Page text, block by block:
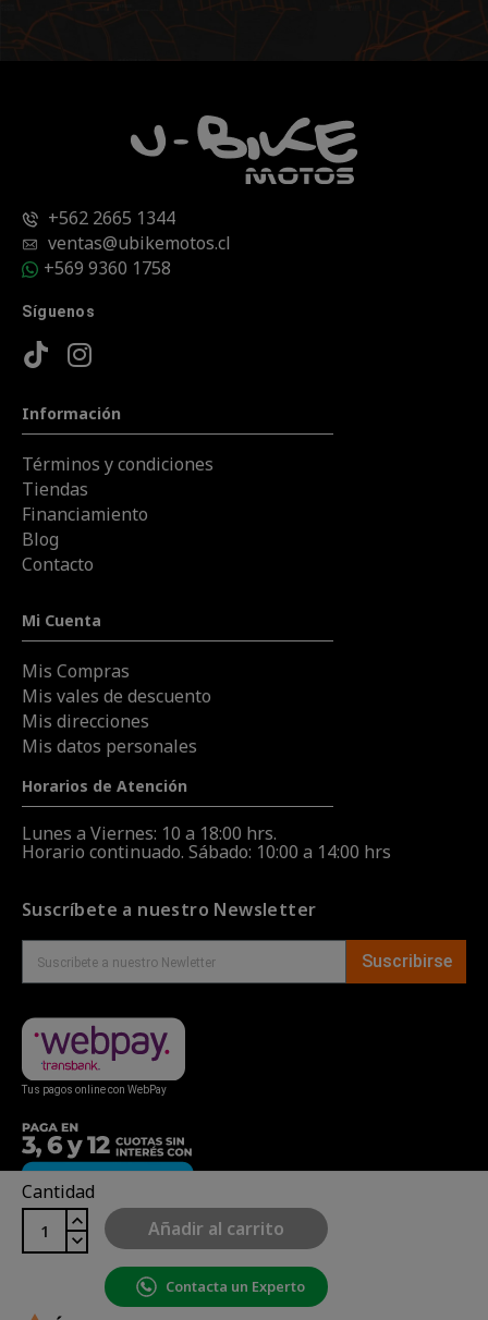
Cantidad
Añadir al carrito
Contacta un Experto
+562 2665 1344
ventas@ubikemotos.cl
+569 9360 1758
Síguenos
Información
Términos y condiciones
Tiendas
Financiamiento
Blog
Contacto
Mi Cuenta
Mis Compras
Mis vales de descuento
Mis direcciones
Mis datos personales
Horarios de Atención
Lunes a Viernes: 10 a 18:00 hrs.
Horario continuado. Sábado: 10:00 a 14:00 hrs
Suscríbete a nuestro Newsletter
Suscribirse
Tus pagos online con WebPay